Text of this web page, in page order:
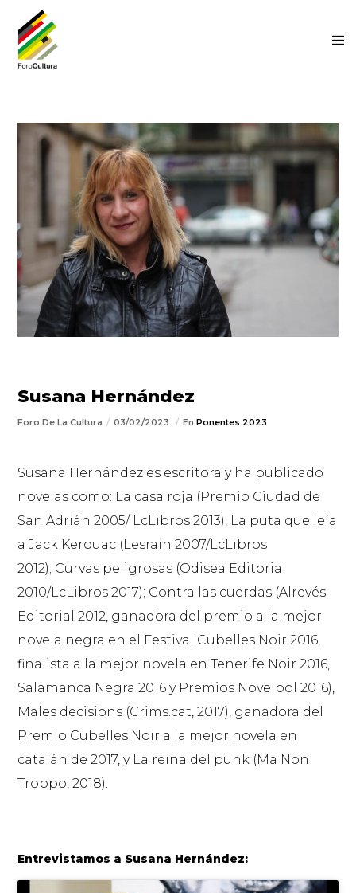
Susana Hernández
Foro De La Cultura 03/02/2023 EnPonentes 2023
Susana Hernández es escritora y ha publicado
novelas como: La casa roja (Premio Ciudad de
San Adrián 2005/ LcLibros 2013), La puta que leía
a Jack Kerouac (Lesrain 2007/LcLibros
2012); Curvas peligrosas (Odisea Editorial
2010/LcLibros 2017); Contra las cuerdas (Alrevés
Editorial 2012, ganadora del premio a la mejor
novela negra en el Festival Cubelles Noir 2016,
finalista a la mejor novela en Tenerife Noir 2016,
Salamanca Negra 2016 y Premios Novelpol 2016)
Males decisions (Crims.cat, 2017), ganadora del
Premio Cubelles Noir a la mejor novela en
catalán de 2017, y La reina del punk (Ma Non
Troppo, 2018).
Entrevistamos a Susana Hernández: